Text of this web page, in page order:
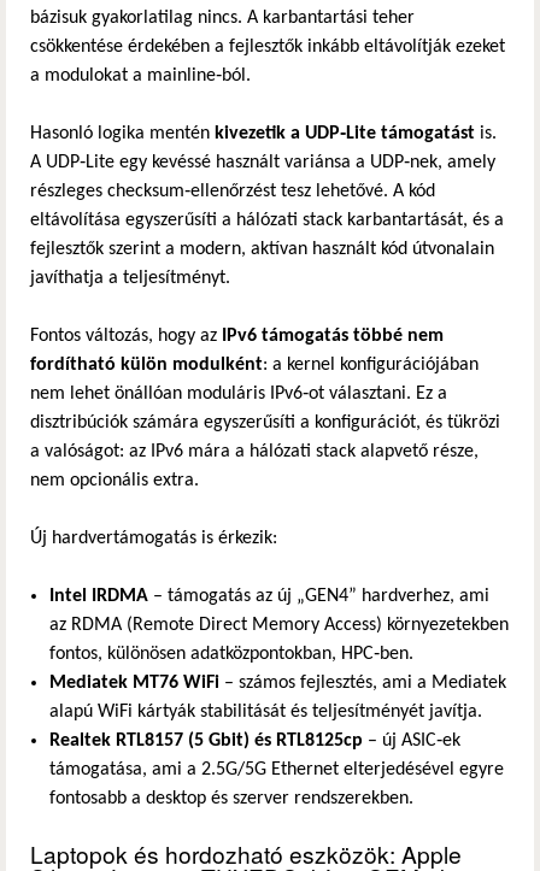
bázisuk gyakorlatilag nincs. A karbantartási teher
csökkentése érdekében a fejlesztők inkább eltávolítják ezeket
a modulokat a mainline‑ból.
Hasonló logika mentén kivezetik a UDP‑Lite támogatást is.
A UDP‑Lite egy kevéssé használt variánsa a UDP‑nek, amely
részleges checksum‑ellenőrzést tesz lehetővé. A kód
eltávolítása egyszerűsíti a hálózati stack karbantartását, és a
fejlesztők szerint a modern, aktívan használt kód útvonalain
javíthatja a teljesítményt.
Fontos változás, hogy az
IPv6 támogatás többé nem
fordítható külön modulként: a kernel konfigurációjában
nem lehet önállóan moduláris IPv6‑ot választani. Ez a
disztribúciók számára egyszerűsíti a konfigurációt, és tükrözi
a valóságot: az IPv6 mára a hálózati stack alapvető része,
nem opcionális extra.
Új hardvertámogatás is érkezik:
Intel IRDMA – támogatás az új „GEN4” hardverhez, ami
az RDMA (Remote Direct Memory Access) környezetekben
fontos, különösen adatközpontokban, HPC‑ben.
Mediatek MT76 WiFi – számos fejlesztés, ami a Mediatek
alapú WiFi kártyák stabilitását és teljesítményét javítja.
Realtek RTL8157 (5 Gbit) és RTL8125cp – új ASIC‑ek
támogatása, ami a 2.5G/5G Ethernet elterjedésével egyre
fontosabb a desktop és szerver rendszerekben.
Laptopok és hordozható eszközök: Apple